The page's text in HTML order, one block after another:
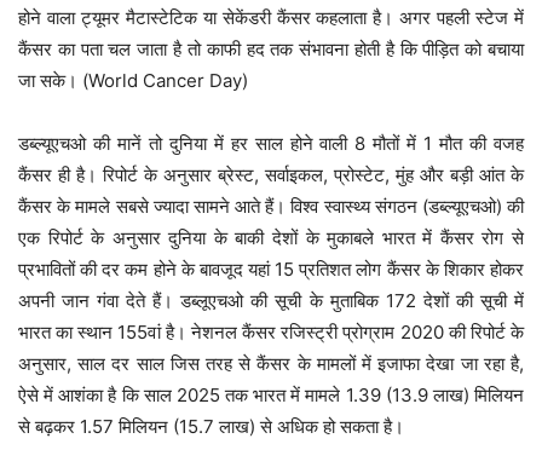
होने वाला ट्यूमर मैटास्टेटिक या सेकेंडरी कैंसर कहलाता है। अगर पहली स्टेज में
कैंसर का पता चल जाता है तो काफी हद तक संभावना होती है कि पीड़ित को बचाया
जा सके। (World Cancer Day)
डब्ल्यूएचओ की मानें तो दुनिया में हर साल होने वाली 8 मौतों में 1 मौत की वजह
कैंसर ही है। रिपोर्ट के अनुसार ब्रेस्ट, सर्वाइकल, प्रोस्टेट, मुंह और बड़ी आंत के
कैंसर के मामले सबसे ज्यादा सामने आते हैं। विश्व स्वास्थ्य संगठन (डब्ल्यूएचओ) की
एक रिपोर्ट के अनुसार दुनिया के बाकी देशों के मुकाबले भारत में कैंसर रोग से
प्रभावितों की दर कम होने के बावजूद यहां 15 प्रतिशत लोग कैंसर के शिकार होकर
अपनी जान गंवा देते हैं। डब्लूएचओ की सूची के मुताबिक 172 देशों की सूची में
भारत का स्थान 155वां है। नेशनल कैंसर रजिस्ट्री प्रोग्राम 2020 की रिपोर्ट के
अनुसार, साल दर साल जिस तरह से कैंसर के मामलों में इजाफा देखा जा रहा है,
ऐसे में आशंका है कि साल 2025 तक भारत में मामले 1.39 (13.9 लाख) मिलियन
से बढ़कर 1.57 मिलियन (15.7 लाख) से अधिक हो सकता है।